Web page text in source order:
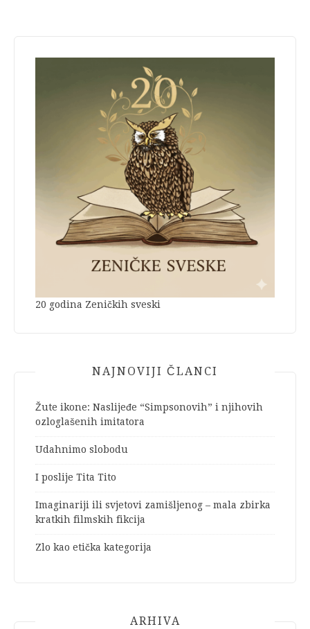
20 godina Zeničkih sveski
NAJNOVIJI ČLANCI
Žute ikone: Naslijeđe “Simpsonovih” i njihovih
ozloglašenih imitatora
Udahnimo slobodu
I poslije Tita Tito
Imaginariji ili svjetovi zamišljenog – mala zbirka
kratkih filmskih fikcija
Zlo kao etička kategorija
ARHIVA